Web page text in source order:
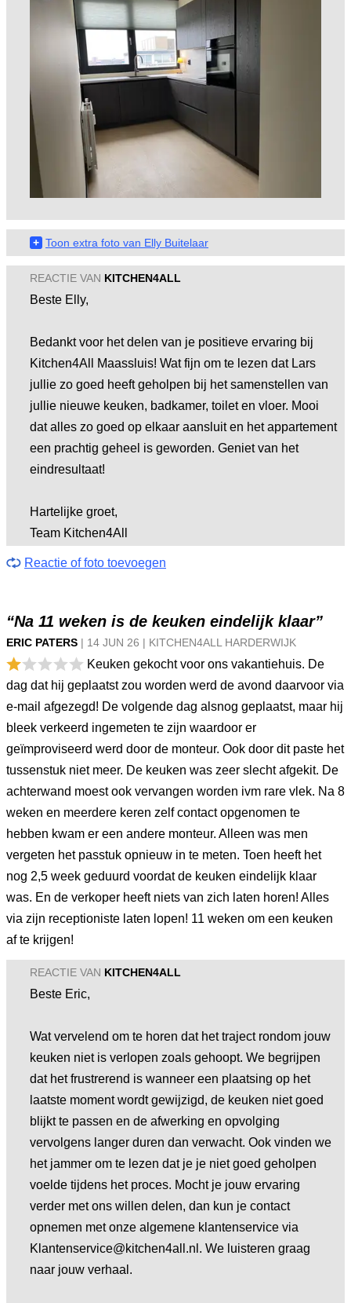
+ Toon extra foto van Elly Buitelaar
REACTIE VAN KITCHEN4ALL
Beste Elly,
Bedankt voor het delen van je positieve ervaring bij
Kitchen4All Maassluis! Wat fijn om te lezen dat Lars
jullie zo goed heeft geholpen bij het samenstellen van
jullie nieuwe keuken, badkamer, toilet en vloer. Mooi
dat alles zo goed op elkaar aansluit en het appartement
een prachtig geheel is geworden. Geniet van het
eindresultaat!
Hartelijke groet,
Team Kitchen4All
Reactie of foto toevoegen
“Na 11 weken is de keuken eindelijk klaar”
ERIC PATERS | 14 JUN 26 | KITCHEN4ALL HARDERWIJK
Keuken gekocht voor ons vakantiehuis. De
dag dat hij geplaatst zou worden werd de avond daarvoor via
e-mail afgezegd! De volgende dag alsnog geplaatst, maar hij
bleek verkeerd ingemeten te zijn waardoor er
geïmproviseerd werd door de monteur. Ook door dit paste het
tussenstuk niet meer. De keuken was zeer slecht afgekit. De
achterwand moest ook vervangen worden ivm rare vlek. Na 8
weken en meerdere keren zelf contact opgenomen te
hebben kwam er een andere monteur. Alleen was men
vergeten het passtuk opnieuw in te meten. Toen heeft het
nog 2,5 week geduurd voordat de keuken eindelijk klaar
was. En de verkoper heeft niets van zich laten horen! Alles
via zijn receptioniste laten lopen! 11 weken om een keuken
af te krijgen!
REACTIE VAN KITCHEN4ALL
Beste Eric,
Wat vervelend om te horen dat het traject rondom jouw
keuken niet is verlopen zoals gehoopt. We begrijpen
dat het frustrerend is wanneer een plaatsing op het
laatste moment wordt gewijzigd, de keuken niet goed
blijkt te passen en de afwerking en opvolging
vervolgens langer duren dan verwacht. Ook vinden we
het jammer om te lezen dat je je niet goed geholpen
voelde tijdens het proces. Mocht je jouw ervaring
verder met ons willen delen, dan kun je contact
opnemen met onze algemene klantenservice via
Klantenservice@kitchen4all.nl. We luisteren graag
naar jouw verhaal.